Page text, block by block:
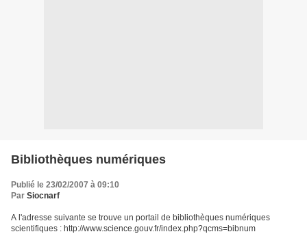
Bibliothèques numériques
Publié le 23/02/2007 à 09:10
Par Siocnarf
A l'adresse suivante se trouve un portail de bibliothèques numériques
scientifiques : http://www.science.gouv.fr/index.php?qcms=bibnum